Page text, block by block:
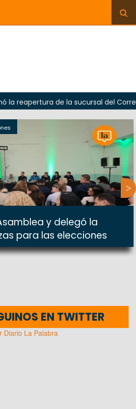
de la sucursal del Correo
y delegó la
para las elecciones
EN TWITTER
Diario La Palabra